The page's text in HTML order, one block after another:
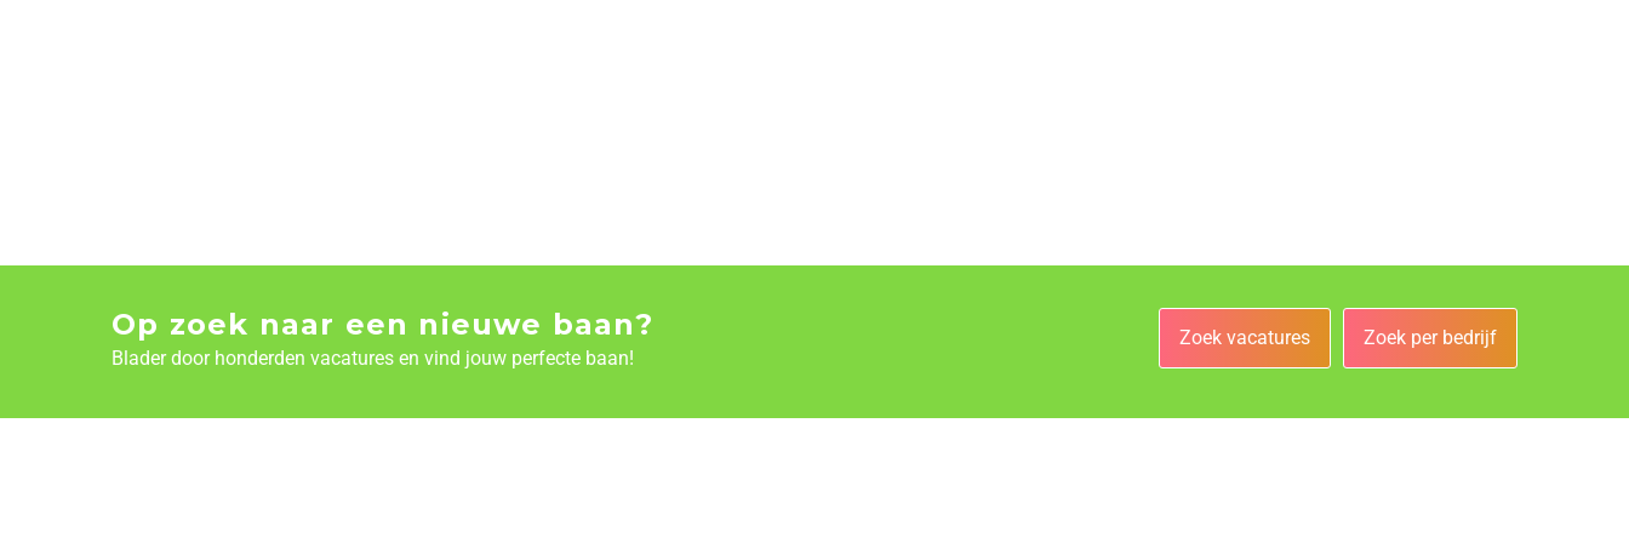
Op zoek naar een nieuwe baan?
Blader door honderden vacatures en vind jouw perfecte baan!
Zoek vacatures Zoek per bedrijf